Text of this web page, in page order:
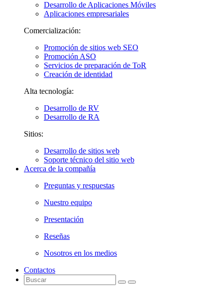
Desarrollo de Aplicaciones Móviles
Aplicaciones empresariales
Comercialización:
Promoción de sitios web SEO
Promoción ASO
Servicios de preparación de ToR
Creación de identidad
Alta tecnología:
Desarrollo de RV
Desarrollo de RA
Sitios:
Desarrollo de sitios web
Soporte técnico del sitio web
Acerca de la compañía
Preguntas y respuestas
Nuestro equipo
Presentación
Reseñas
Nosotros en los medios
Contactos